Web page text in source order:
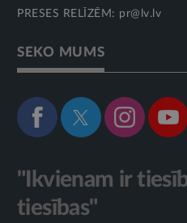
PRESES RELĪZĒM: pr@lv.lv
SEKO MUMS
"Ikvienam ir
tiesības"